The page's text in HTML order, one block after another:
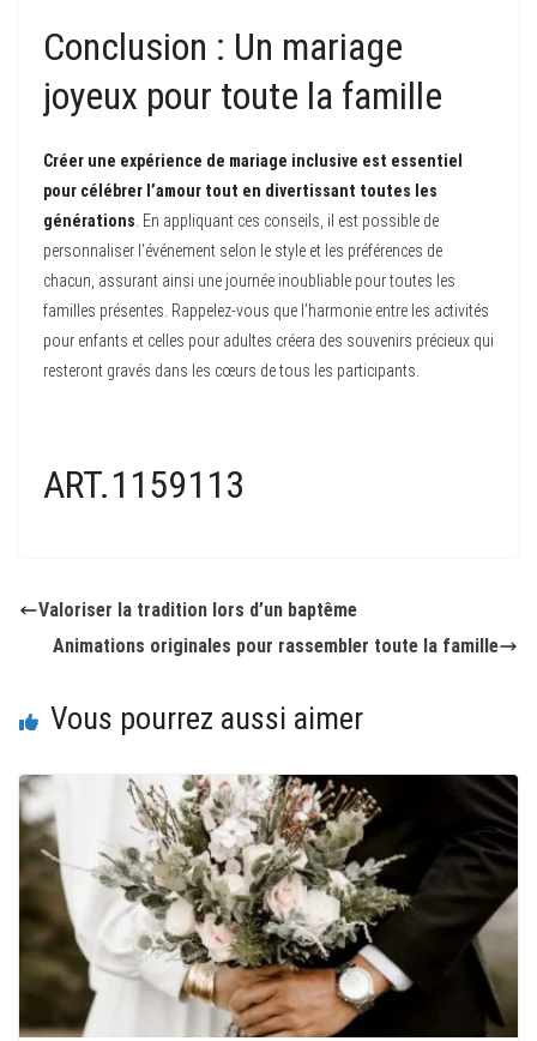
Conclusion : Un mariage
joyeux pour toute la famille
Créer une expérience de mariage inclusive est essentiel
pour célébrer l’amour tout en divertissant toutes les
générations . En appliquant ces conseils, il est possible de
personnaliser l’événement selon le style et les préférences de
chacun, assurant ainsi une journée inoubliable pour toutes les
familles présentes. Rappelez-vous que l’harmonie entre les activités
pour enfants et celles pour adultes créera des souvenirs précieux qui
resteront gravés dans les cœurs de tous les participants.
ART.1159113
Valoriser la tradition lors d’un baptême
Animations originales pour rassembler toute la famille
Vous pourrez aussi aimer